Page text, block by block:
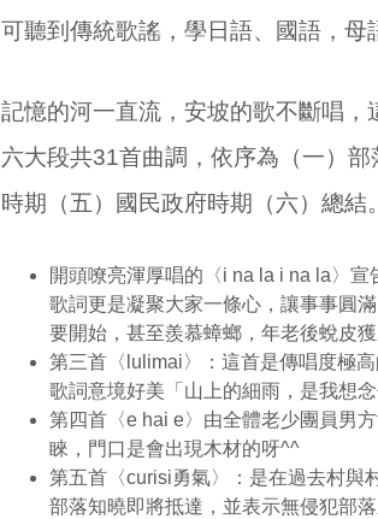
可聽到傳統歌謠，學日語、國語，母
記憶的河一直流，安坡的歌不斷唱
六大段共31首曲調，依序為（一）
時期（五）國民政府時期（六）總結。
開頭嘹亮渾厚唱的〈i na la i na la〉
歌詞更是凝聚大家一條心，讓事事圓
要開始，甚至羨慕蟑螂，年老後蛻皮
第三首〈lulimai〉：這首是傳唱度極
歌詞意境好美「山上的細雨，是我想
第四首〈e hai e〉由全體老少團員男
睞，門口是會出現木材的呀^^
第五首〈curisi勇氣〉：是在過去村與
部落知曉即將抵達，並表示無侵犯部